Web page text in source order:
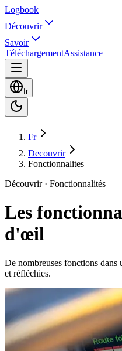
Logbook
Découvrir
Savoir
TéléchargementAssistance
fr
Fr
Decouvrir
Fonctionnalites
Découvrir · Fonctionnalités
Les
d'œil
De nombreuses fonctions
et réfléchies.